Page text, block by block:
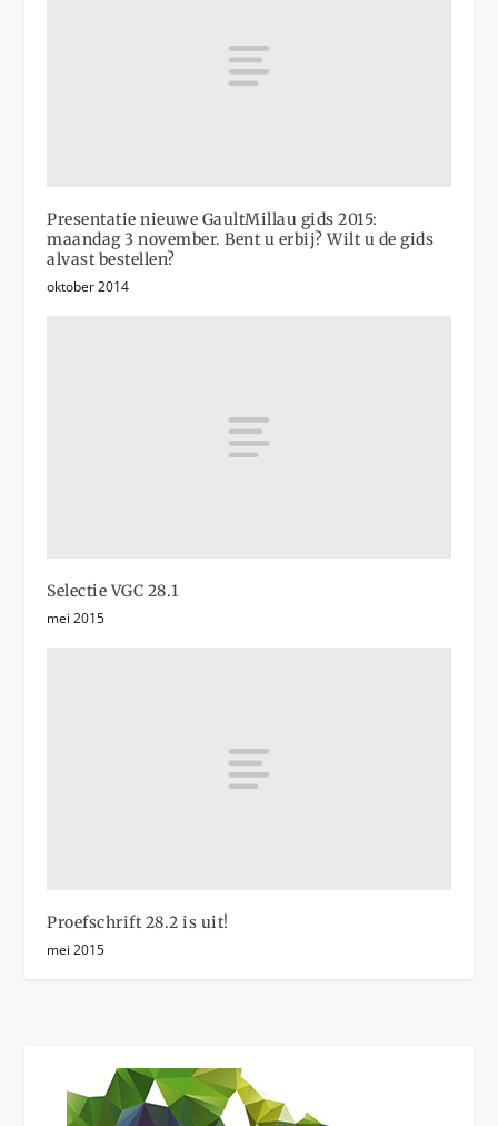
Presentatie nieuwe GaultMillau gids 2015:
maandag 3 november. Bent u erbij? Wilt u de gids
alvast bestellen?
oktober 2014
Selectie VGC 28.1
mei 2015
Proefschrift 28.2 is uit!
mei 2015